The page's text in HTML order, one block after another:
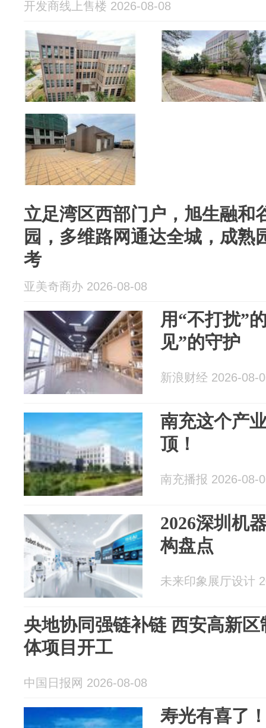
开发商线上售楼 2026-08-08
立足湾区西部门户，旭生融和
园，多维路网通达全城，成熟
考
亚美奇商办 2026-08-08
用“不打扰”
见”的守护
新浪财经 2026-08-
南充这个产
顶！
南充播报 2026-08-
2026深圳机
构盘点
未来印象展厅设计
央地协同强链补链 西安高新
体项目开工
中国日报网 2026-08-08
寿光有喜了